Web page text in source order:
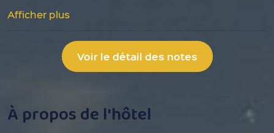
Afficher plus
Voir le détail des notes
À propos de l'hôtel